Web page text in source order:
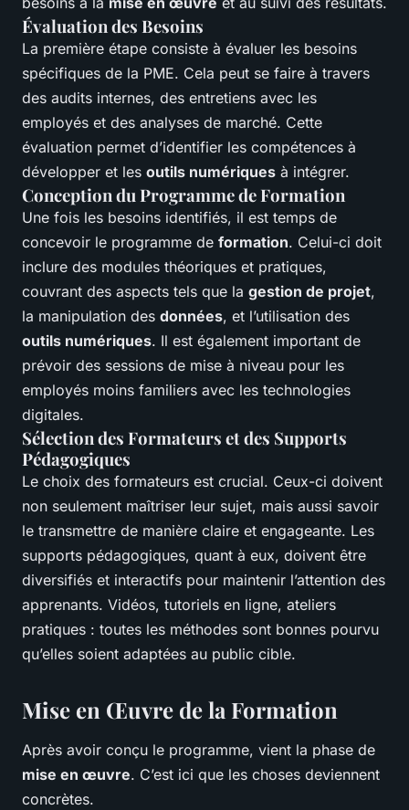
Évaluation des Besoins
La première étape consiste à évaluer les besoins
spécifiques de la PME. Cela peut se faire à travers
des audits internes, des entretiens avec les
employés et des analyses de marché. Cette
évaluation permet d’identifier les compétences à
développer et les outils numériques à intégrer.
Conception du Programme de Formation
Une fois les besoins identifiés, il est temps de
concevoir le programme de formation. Celui-ci doit
inclure des modules théoriques et pratiques,
couvrant des aspects tels que la gestion de projet,
la manipulation des données, et l’utilisation des
outils numériques. Il est également important de
prévoir des sessions de mise à niveau pour les
employés moins familiers avec les technologies
digitales.
Sélection des Formateurs et des Supports
Pédagogiques
Le choix des formateurs est crucial. Ceux-ci doivent
non seulement maîtriser leur sujet, mais aussi savoir
le transmettre de manière claire et engageante. Les
supports pédagogiques, quant à eux, doivent être
diversifiés et interactifs pour maintenir l’attention des
apprenants. Vidéos, tutoriels en ligne, ateliers
pratiques : toutes les méthodes sont bonnes pourvu
qu’elles soient adaptées au public cible.
Mise en Œuvre de la Formation
Après avoir conçu le programme, vient la phase de
mise en œuvre. C’est ici que les choses deviennent
concrètes.